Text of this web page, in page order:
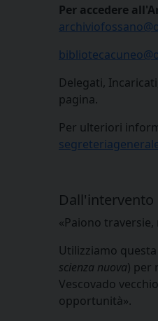
Per accedere
Delegati,
pagina.
Per ulteriori
Dall'intervento
«Paiono
Utilizziamo
scienza nuova) per
Vescovado
opportunità».